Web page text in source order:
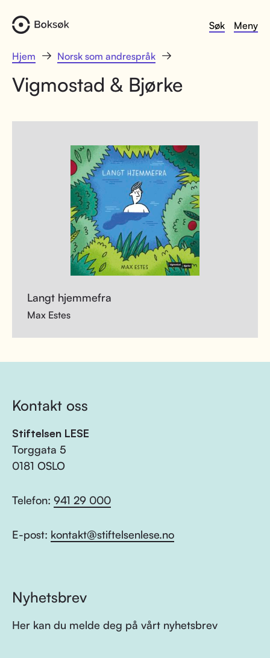
Søk Meny
Hjem Norsk som andrespråk
Vigmostad & Bjørke
Langt hjemmefra
Max Estes
Kontakt oss
Stiftelsen LESE
Torggata 5
0181 OSLO
Telefon: 941 29 000
E-post: kontakt@stiftelsenlese.no
Nyhetsbrev
Her kan du melde deg på vårt nyhetsbrev